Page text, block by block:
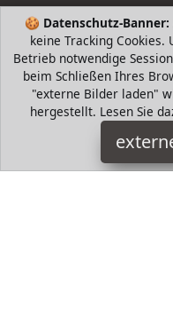
🍪 Datenschutz-Banner:
keine Tracking Cookies.
Betrieb notwendige
beim Schließen Ihres
"externe Bilder laden"
hergestellt. Lesen Sie
kk